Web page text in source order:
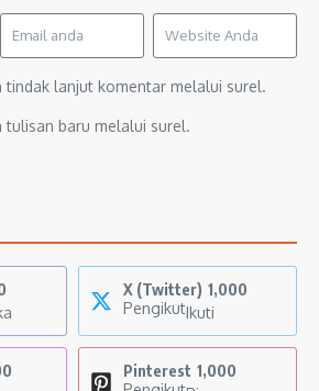
tindak lanjut komentar melalui surel.
tulisan baru melalui surel.
X (Twitter) 1,000
PengikutIkuti
Pinterest 1,000